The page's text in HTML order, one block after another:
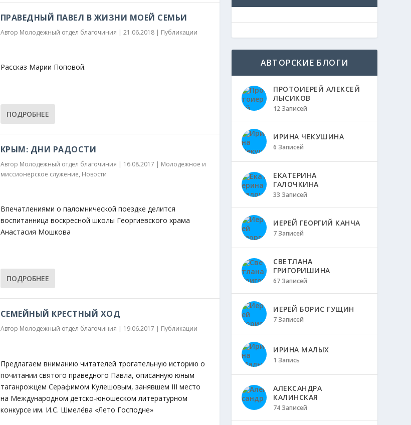
ПРАВЕДНЫЙ ПАВЕЛ В ЖИЗНИ МОЕЙ СЕМЬИ
Автор Молодежный отдел благочиния | 21.06.2018| Публикации
Рассказ Марии Поповой.
ПОДРОБНЕЕ
КРЫМ: ДНИ РАДОСТИ
Автор Молодежный отдел благочиния | 16.08.2017 | Молодежное и
миссионерское служение, Новости
Впечатлениями о паломнической поездке делится
воспитанница воскресной школы Георгиевского храма
Анастасия Мошкова
ПОДРОБНЕЕ
СЕМЕЙНЫЙ КРЕСТНЫЙ ХОД
Автор Молодежный отдел благочиния | 19.06.2017 | Публикации
Предлагаем вниманию читателей трогательную историю о
почитании святого праведного Павла, описанную юным
таганрожцем Серафимом Кулешовым, занявшем III место
на Международном детско-юношеском литературном
конкурсе им. И.С. Шмелёва «Лето Господне»
АВТОРСКИЕ БЛОГИ
ПРОТОИЕРЕЙ АЛЕКСЕЙ
ЛЫСИКОВ
12 Записей
ИРИНА ЧЕКУШИНА
6 Записей
ЕКАТЕРИНА
ГАЛОЧКИНА
33 Записей
ИЕРЕЙ ГЕОРГИЙ КАНЧА
7 Записей
СВЕТЛАНА
ГРИГОРИШИНА
67 Записей
ИЕРЕЙ БОРИС ГУЩИН
7 Записей
ИРИНА МАЛЫХ
1 Запись
АЛЕКСАНДРА
КАЛИНСКАЯ
74 Записей